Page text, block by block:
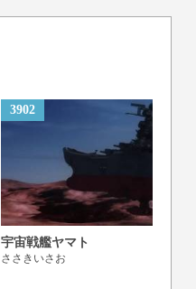
3902
宇宙戦艦ヤマト
ささきいさお